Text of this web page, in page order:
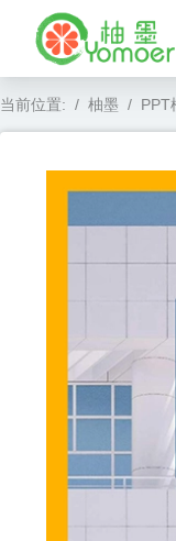
当前位置: / 柚墨 / PPT